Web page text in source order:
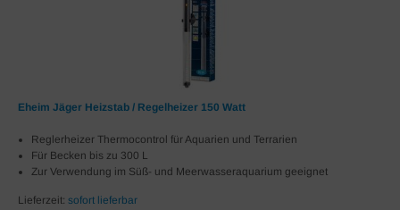
Eheim Jäger Heizstab / Regelheizer 150 Watt
Reglerheizer Thermocontrol für Aquarien und Terrarien
Für Becken bis zu 300 L
Zur Verwendung im Süß- und Meerwasseraquarium geeignet
Lieferzeit: sofort lieferbar